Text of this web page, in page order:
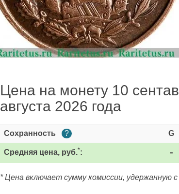
Цена на монету 10
августа 2026 года
Сохранность ? G
Средняя цена, руб.*: -
* Цена включает сумму комиссии, удержанную с